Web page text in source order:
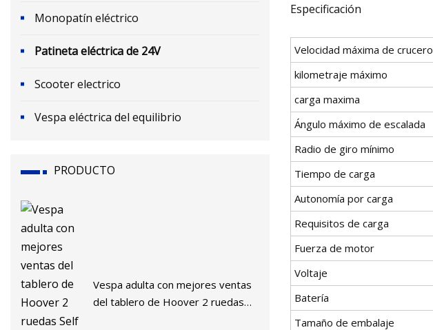
Monopatín eléctrico
Patineta eléctrica de 24V
Scooter electrico
Vespa eléctrica del equilibrio
PRODUCTO
Vespa adulta con mejores ventas
del tablero de Hoover 2 ruedas
Especificación
Velocidad máxima de crucero
kilometraje máximo
carga maxima
Ángulo máximo de escalada
Radio de giro mínimo
Tiempo de carga
Autonomía por carga
Requisitos de carga
Fuerza de motor
Voltaje
Batería
Tamaño de embalaje